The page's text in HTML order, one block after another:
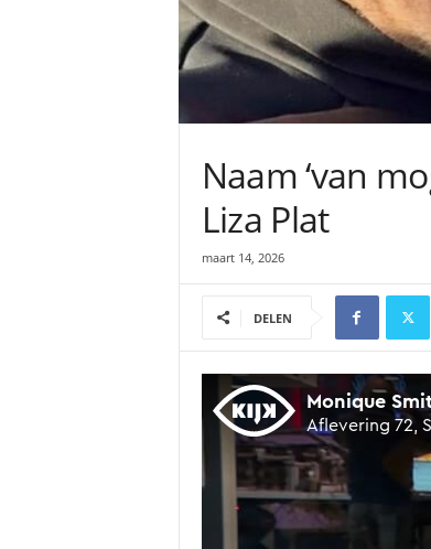
Naam ‘van
Liza Plat
maart 14, 2026
DELEN